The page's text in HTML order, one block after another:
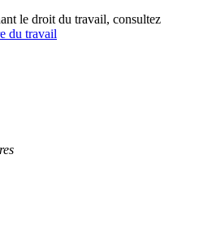
le droit du travail, consultez
du travail